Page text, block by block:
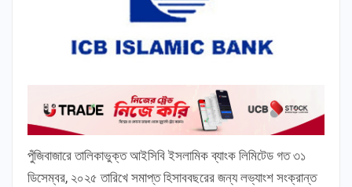
পুঁজিবাজারে তালিকাভুক্ত আইসিবি ইসলামিক ব্যাংক লিমিটেড গত ৩১
ডিসেম্বর, ২০২৫ তারিখে সমাপ্ত হিসাববছরের জন্য লভ্যাংশ সংক্রান্ত